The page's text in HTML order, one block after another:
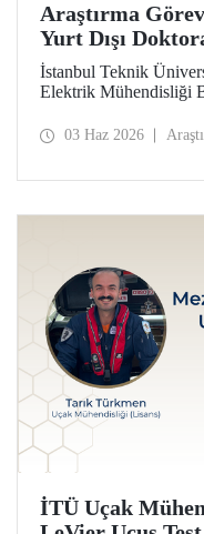
Araştırma
Yurt Dışı
İstanbul Teknik
Elektrik Mühendisliği
Sırası Araştırma
03 Haz 2026
İTÜ Uçak